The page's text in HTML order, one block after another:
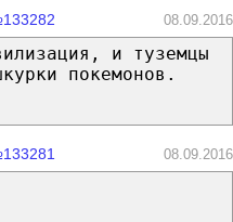
08.09.2016
и туземцы
покемонов.
08.09.2016